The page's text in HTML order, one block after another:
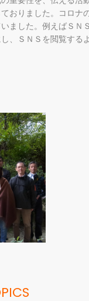
りました。コロナ
ました。例えばＳＮ
、ＳＮＳを閲覧する